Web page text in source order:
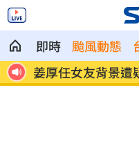
即時 颱風動態
畢
變態鬼男下手國小